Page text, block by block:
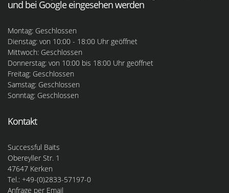
und bei Google eingesehen werden
Montag: Geschlossen
Dienstag: von 10:00 - 18:00 Uhr geöffnet
Mittwoch: Geschlossen
Donnerstag: von 10:00 bis 18:00 Uhr geöffnet
Freitag: Geschlossen
Samstag: Geschlossen
Sonntag: Geschlossen
Kontakt
Successful Baits
Obereyller Str. 1
47647 Kerken
Tel.: +49-(0)2833-57197-0
Anfrage per Email